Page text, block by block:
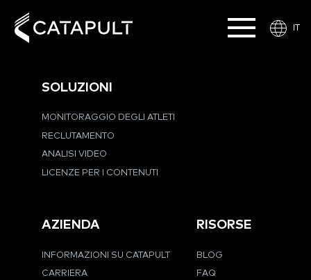
IT
SOLUZIONI
MONITORAGGIO DEGLI ATLETI
RECLUTAMENTO
ANALISI VIDEO
LICENZE PER I CONTENUTI
AZIENDA
INFORMAZIONI SU CATAPULT
CARRIERA
RISORSE
BLOG
FAQ